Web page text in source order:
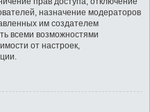
назначение модераторов
им создателем
всеми возможностями
от настроек,